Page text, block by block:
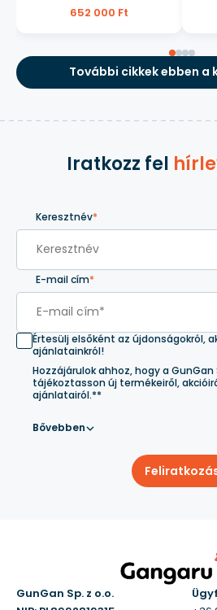
652 000 Ft
További cikkek ebben
Iratkozz fel
Keresztnév*
E-mail cím*
Értesülj elsőként az újdonságokról,
ajánlatainkról!
Hozzájárulok ahhoz, hogy a
tájékoztasson új termékeiről,
ajánlatairól.**
Bővebben
GunGan Sp. z o.o.